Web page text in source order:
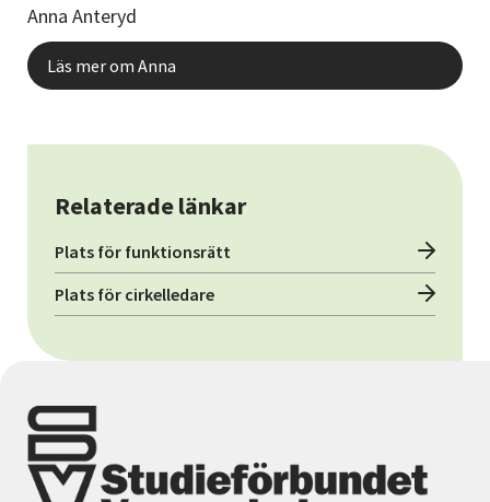
Anna Anteryd
Läs mer om Anna
Relaterade länkar
Plats för funktionsrätt
Plats för cirkelledare